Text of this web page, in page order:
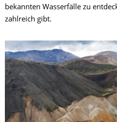
bekannten Wasserfälle zu
zahlreich gibt.